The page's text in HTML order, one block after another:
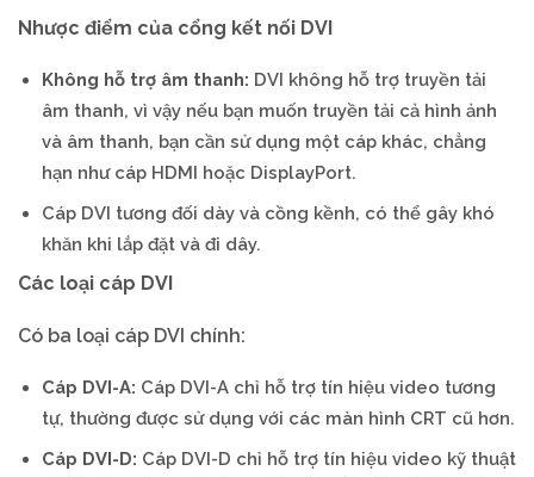
Nhược điểm của cổng kết nối DVI
Không hỗ trợ âm thanh: DVI không hỗ trợ truyền tải
âm thanh, vì vậy nếu bạn muốn truyền tải cả hình ảnh
và âm thanh, bạn cần sử dụng một cáp khác, chẳng
hạn như cáp HDMI hoặc DisplayPort.
Cáp DVI tương đối dày và cồng kềnh, có thể gây khó
khăn khi lắp đặt và đi dây.
Các loại cáp DVI
Có ba loại cáp DVI chính:
Cáp DVI-A: Cáp DVI-A chỉ hỗ trợ tín hiệu video tương
tự, thường được sử dụng với các màn hình CRT cũ hơn.
Cáp DVI-D: Cáp DVI-D chỉ hỗ trợ tín hiệu video kỹ thuật